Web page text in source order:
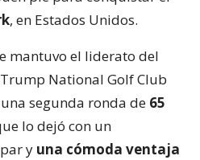
, en Estados Unidos.
mantuvo el liderato del
National Golf Club
segunda ronda de 65
lo dejó con un
y una cómoda ventaja